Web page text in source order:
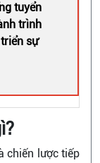
tuyển
trình
sự
chiến lược tiếp